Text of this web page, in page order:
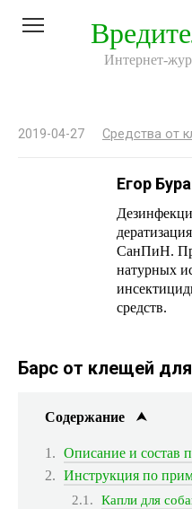
Интернет-
2019-04-27 Средства от
Егор
СанПиН.
натурных
средств.
Барс от клещей
Содержание
Описание и состав
Инструкция по
Капли для